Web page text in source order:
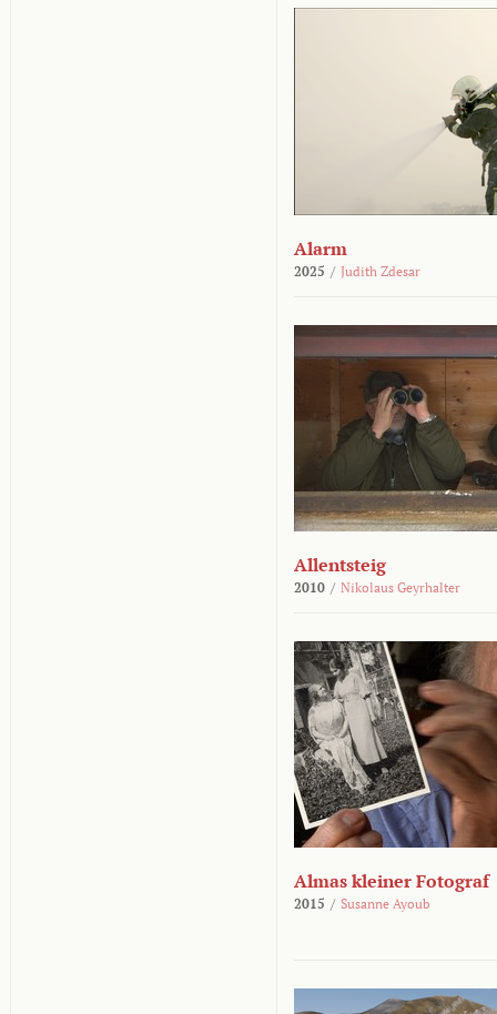
Alarm
2025 / Judith Zdesar
Allentsteig
2010 / Nikolaus Geyrhalter
Almas kleiner Fotograf
2015 / Susanne Ayoub